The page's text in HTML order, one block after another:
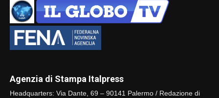
Agenzia di Stampa Italpress
Headquarters: Via Dante, 69 – 90141 Palermo / Redazione di